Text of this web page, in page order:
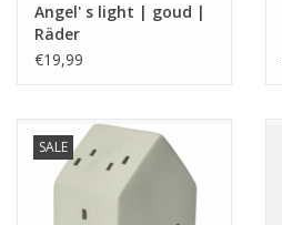
Angel' s light | goud |
Räder
€19,99
SALE